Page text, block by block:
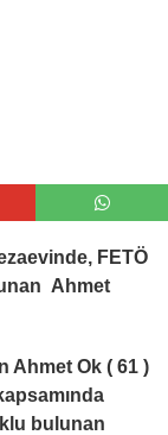
FETÖ
Ahmet
Ahmet Ok ( 61 )
bulunan